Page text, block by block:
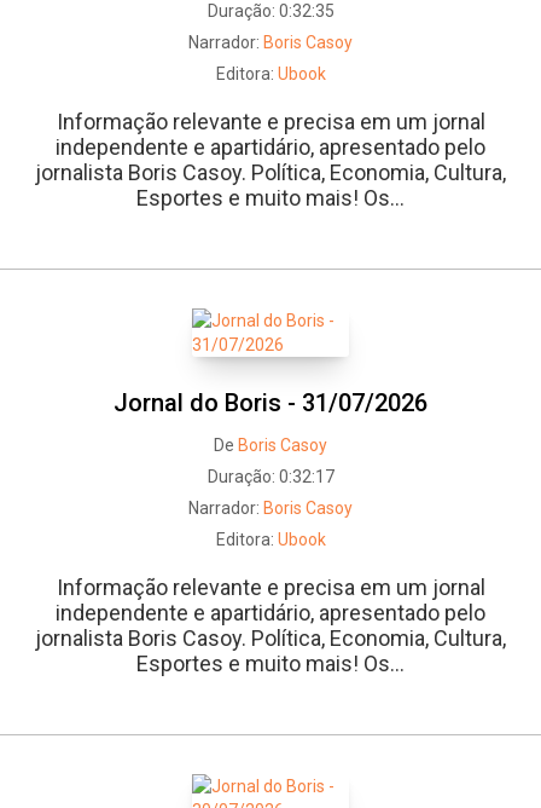
Duração: 0:32:35
Narrador: Boris Casoy
Editora: Ubook
Informação relevante e precisa em um jornal
independente e apartidário, apresentado pelo
jornalista Boris Casoy. Política, Economia, Cultura,
Esportes e muito mais! Os...
Jornal do Boris - 31/07/2026
De Boris Casoy
Duração: 0:32:17
Narrador: Boris Casoy
Editora: Ubook
Informação relevante e precisa em um jornal
independente e apartidário, apresentado pelo
jornalista Boris Casoy. Política, Economia, Cultura,
Esportes e muito mais! Os...
Twitter